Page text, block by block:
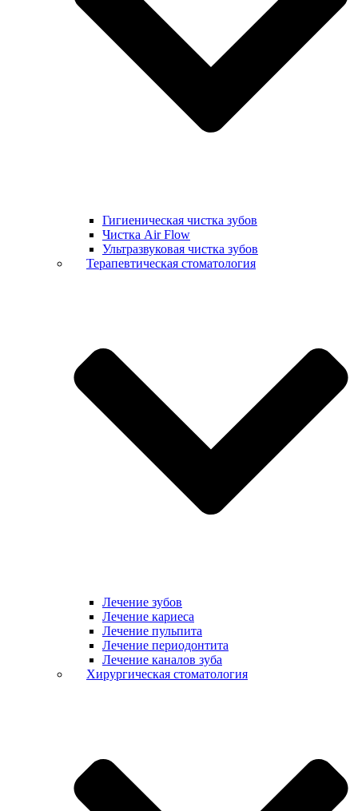
Гигиеническая чистка зубов
Чистка Air Flow
Ультразвуковая чистка зубов
Терапевтическая стоматология
Лечение зубов
Лечение кариеса
Лечение пульпита
Лечение периодонтита
Лечение каналов зуба
Хирургическая стоматология